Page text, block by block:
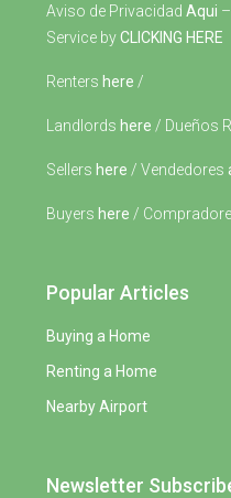
Aviso de Privacidad Aqui
Service byCLICKING HERE
Renters here /
Landlords here / Dueños
Sellers here / Vendedores
Buyers here /
Popular Articles
Buying a Home
Renting a Home
Nearby Airport
Newsletter